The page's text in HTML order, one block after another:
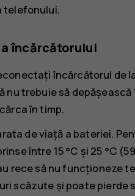
telefonului.
încărcătorului
încărcătorul de
trebuie să depășească
în timp.
de viață a bateriei.
între 15 °C și 25 °C (59
rece să nu funcționeze
scăzute și poate